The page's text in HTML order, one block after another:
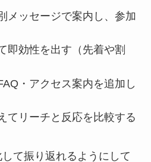
メッセージで案内し、参加
即効性を出す（先着や割
・アクセス案内を追加し
てリーチと反応を比較する
て振り返れるようにして